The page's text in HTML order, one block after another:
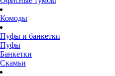
Комоды
Пуфы и банкетки
Пуфы
Банкетки
Скамьи